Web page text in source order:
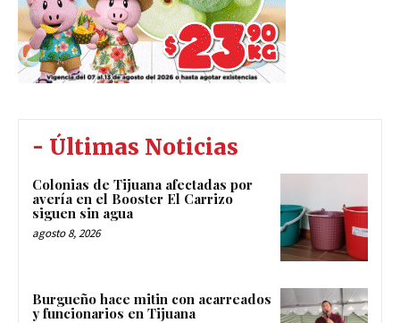
- Últimas Noticias
Colonias de Tijuana afectadas por
avería en el Booster El Carrizo
siguen sin agua
agosto 8, 2026
Burgueño hace mitin con acarreados
y funcionarios en Tijuana